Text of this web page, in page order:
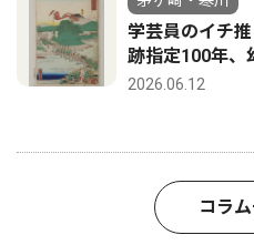
学芸員のイチ
跡指定100年、
2026.06.12
コラ